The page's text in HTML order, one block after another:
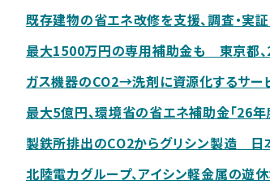
既存建物の省エネ改修を支援、調査・
最大1500万円の専用補助金も 東京都
ガス機器のCO2→洗剤に資源化するサー
最大5億円、環境省の省エネ補助金「26
製鉄所排出のCO2からグリシン製造 日
北陸電力グループ、アイシン軽金属の遊